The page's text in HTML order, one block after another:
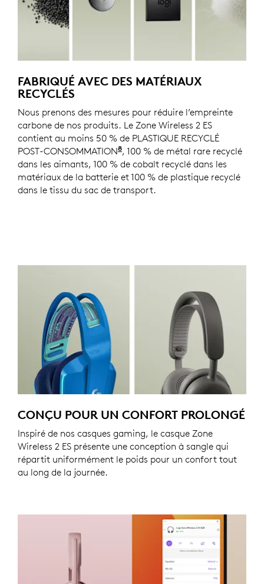
FABRIQUÉ AVEC DES MATÉRIAUX
RECYCLÉS
Nous prenons des mesures pour réduire l’empreinte
carbone de nos produits. Le Zone Wireless 2 ES
contient au moins 50 % de PLASTIQUE RECYCLÉ
POST-CONSOMMATION8Hors plastiques dans
, 100 % de métal rare recyclé
dans les aimants, 100 % de cobalt recyclé dans les
matériaux de la batterie et 100 % de plastique recyclé
dans le tissu du sac de transport.
CONÇU POUR UN CONFORT PROLONGÉ
Inspiré de nos casques gaming, le casque Zone
Wireless 2 ES présente une conception à sangle qui
répartit uniformément le poids pour un confort tout
au long de la journée.